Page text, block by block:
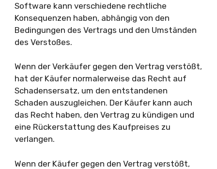
Software kann verschiedene rechtliche
Konsequenzen haben, abhängig von den
Bedingungen des Vertrags und den Umständen
des Verstoßes.
Wenn der Verkäufer gegen den Vertrag verstößt,
hat der Käufer normalerweise das Recht auf
Schadensersatz, um den entstandenen
Schaden auszugleichen. Der Käufer kann auch
das Recht haben, den Vertrag zu kündigen und
eine Rückerstattung des Kaufpreises zu
verlangen.
Wenn der Käufer gegen den Vertrag verstößt,